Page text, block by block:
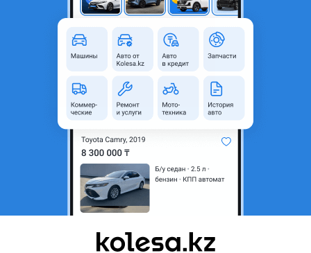
35 000 000 ₸
Объявление находится в архиве и может быть
Костанай, Костанайская
2022 - н.в. 5 поколение
Кроссовер
Объем двигателя, л
Пробег
Автомат